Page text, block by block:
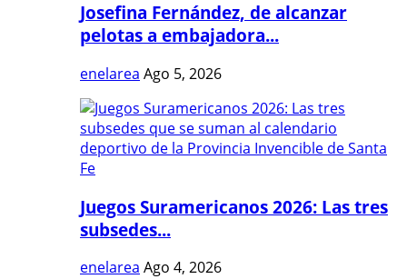
Josefina Fernández, de alcanzar
pelotas a embajadora...
enelarea Ago 5, 2026
Juegos Suramericanos 2026: Las tres
subsedes...
enelarea Ago 4, 2026